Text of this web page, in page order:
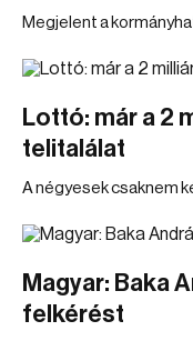
Megjelent a
Lottó: már a 2
telitalálat
A négyesek csaknem
Magyar: Baka
felkérést